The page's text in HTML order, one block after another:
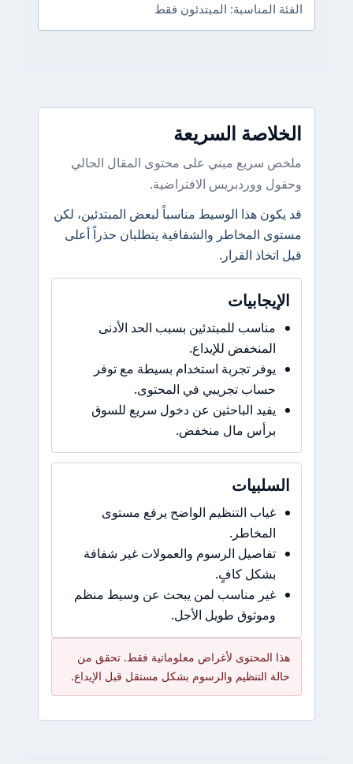
الفئة المناسبة: المبتدئون فقط
الخلاصة السريعة
ملخص سريع مبني على محتوى المقال الحالي
وحقول ووردبريس الافتراضية.
قد يكون هذا الوسيط مناسباً لبعض المبتدئين، لكن
مستوى المخاطر والشفافية يتطلبان حذراً أعلى
قبل اتخاذ القرار.
الإيجابيات
مناسب للمبتدئين بسبب الحد الأدنى
المنخفض للإيداع.
يوفر تجربة استخدام بسيطة مع توفر
حساب تجريبي في المحتوى.
يفيد الباحثين عن دخول سريع للسوق
برأس مال منخفض.
السلبيات
غياب التنظيم الواضح يرفع مستوى
المخاطر.
تفاصيل الرسوم والعمولات غير شفافة
بشكل كافٍ.
غير مناسب لمن يبحث عن وسيط منظم
وموثوق طويل الأجل.
هذا المحتوى لأغراض معلوماتية فقط. تحقق من
حالة التنظيم والرسوم بشكل مستقل قبل الإيداع.